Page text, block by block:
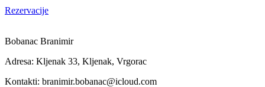
Rezervacije
Bobanac Branimir
Adresa: Kljenak 33, Kljenak, Vrgorac
Kontakti: branimir.bobanac@icloud.com